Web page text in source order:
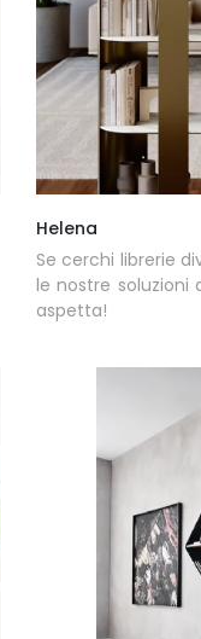
Helena
Se cerchi librerie
le nostre soluzioni
aspetta!